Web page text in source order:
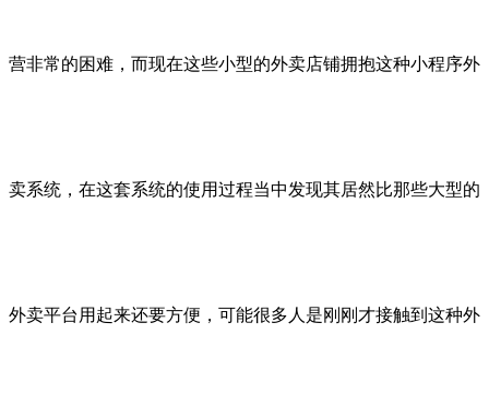
营非常的困难，而现在这些小型的外卖店铺拥抱这种小程序外
卖系统，在这套系统的使用过程当中发现其居然比那些大型的
外卖平台用起来还要方便，可能很多人是刚刚才接触到这种外